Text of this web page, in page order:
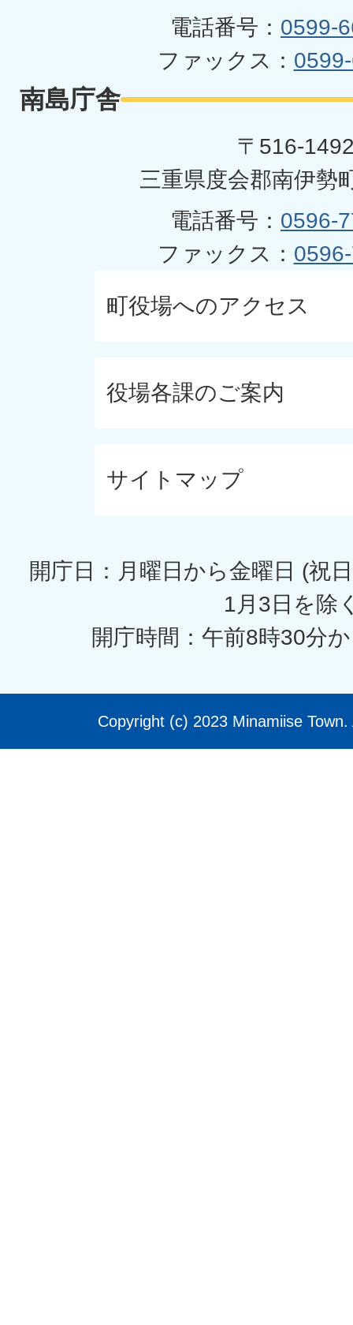
電話番号： 0599-
ファックス：
南島庁舎
〒516-
三重県度会郡南伊勢
電話番号： 0596-
ファックス：
町役場へのアクセス
役場各課のご案内
サイトマップ
開庁日：月曜日から金曜日 (祝
1月3日を除
開庁時間：午前8時30分
Copyright (c) 2023 Minamiise